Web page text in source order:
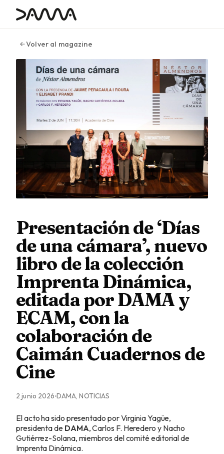
contenido
Volver al magazine
Presentación de ‘Días
de una cámara’, nuevo
libro de la colección
Imprenta Dinámica,
editada por DAMA y
ECAM, con la
colaboración de
Caimán Cuadernos de
Cine
2 junio 2026 DAMA, NOTICIAS
El acto ha sido presentado por Virginia Yagüe,
presidenta de DAMA, Carlos F. Heredero y Nacho
Gutiérrez-Solana, miembros del comité editorial de
Imprenta Dinámica.